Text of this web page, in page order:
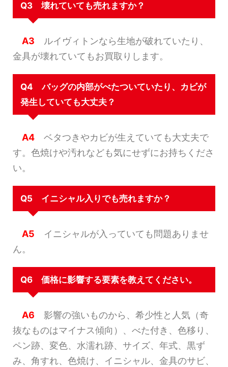
Q3 壊れていても売れますか？
A3 ルイヴィトンなら生地が破れていたり、
金具が壊れていてもお買取りします。
Q4 バッグの内部がべたついていたり、カビが
発生していても大丈夫？
A4 ベタつきやカビが生えていても大丈夫で
す。色焼けや汚れなども気にせずにお持ちくださ
い。
Q5 イニシャル入りでも売れますか？
A5 イニシャルが入っていても問題ありませ
ん。
Q6 価格に影響する要素を教えてください。
A6 影響の強いものから、希少性と人気（奇
抜なものはマイナス傾向）、べた付き、色移り、
ペン跡、変色、水濡れ跡、サイズ、年式、黒ず
み、角すれ、色焼け、イニシャル、金具のサビ、